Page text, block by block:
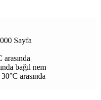
Sayfa
arasında
bağıl nem
arasında